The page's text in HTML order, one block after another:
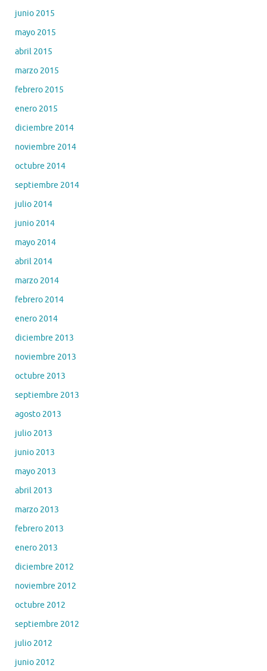
junio 2015
mayo 2015
abril 2015
marzo 2015
febrero 2015
enero 2015
diciembre 2014
noviembre 2014
octubre 2014
septiembre 2014
julio 2014
junio 2014
mayo 2014
abril 2014
marzo 2014
febrero 2014
enero 2014
diciembre 2013
noviembre 2013
octubre 2013
septiembre 2013
agosto 2013
julio 2013
junio 2013
mayo 2013
abril 2013
marzo 2013
febrero 2013
enero 2013
diciembre 2012
noviembre 2012
octubre 2012
septiembre 2012
julio 2012
junio 2012